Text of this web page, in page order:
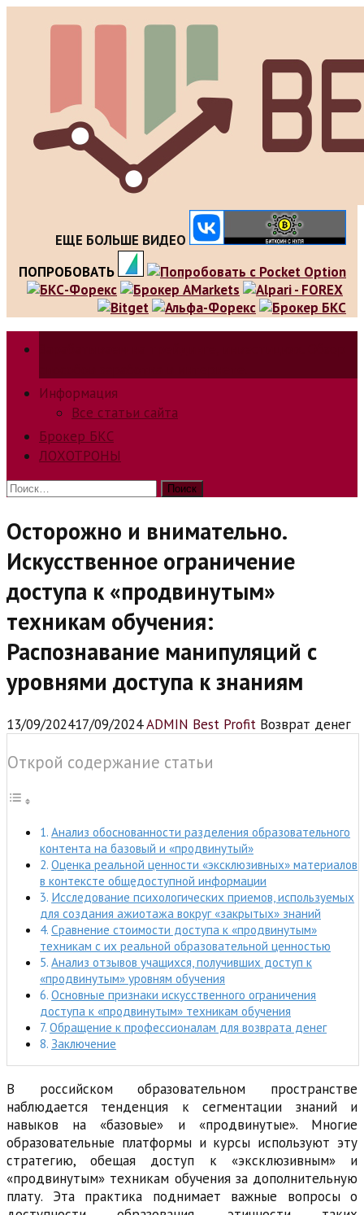
ЕЩЕ БОЛЬШЕ ВИДЕО
ПОПРОБОВАТЬ
Информация
Все статьи сайта
Брокер БКС
ЛОХОТРОНЫ
Найти:
Осторожно и внимательно.
Искусственное ограничение
доступа к «продвинутым»
техникам обучения:
Распознавание манипуляций с
уровнями доступа к знаниям
13/09/202417/09/2024ADMIN Best Profit Возврат денег
Открой содержание статьи
Анализ обоснованности разделения образовательного
контента на базовый и «продвинутый»
Оценка реальной ценности «эксклюзивных» материалов
в контексте общедоступной информации
Исследование психологических приемов, используемых
для создания ажиотажа вокруг «закрытых» знаний
Сравнение стоимости доступа к «продвинутым»
техникам с их реальной образовательной ценностью
Анализ отзывов учащихся, получивших доступ к
«продвинутым» уровням обучения
Основные признаки искусственного ограничения
доступа к «продвинутым» техникам обучения
Обращение к профессионалам для возврата денег
Заключение
В российском образовательном пространстве
наблюдается тенденция к сегментации знаний и
навыков на «базовые» и «продвинутые». Многие
образовательные платформы и курсы используют эту
стратегию, обещая доступ к «эксклюзивным» и
«продвинутым» техникам обучения за дополнительную
плату. Эта практика поднимает важные вопросы о